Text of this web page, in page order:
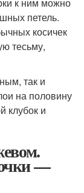
петель.
косичек
тесьму,
так и
на половину
клубок и
—